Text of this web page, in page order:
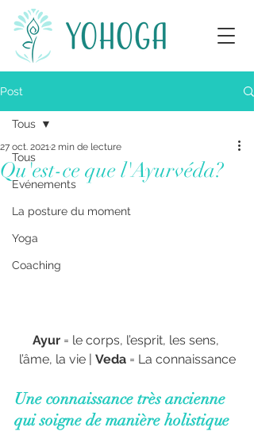
Post
Tous
Evénements
La posture du moment
Yoga
Coaching
Tous
Qu'est-ce que l'Ayurvéda?
27 oct. 20212 min de lecture
Ayur = le corps, l’esprit, les sens,
l’âme, la vie | Veda = La connaissance
Une connaissance très ancienne
qui soigne de manière holistique